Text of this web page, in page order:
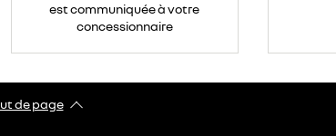
est communiquée à votre
concessionnaire
de page​